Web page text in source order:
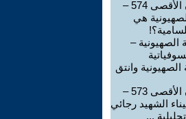
طوفان الأقصى 574 –
هي
الصهيونية –
وانتق
طوفان الأقصى 573 –
الشهيد رجائي
...